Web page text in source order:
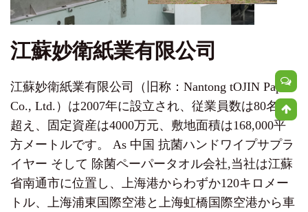
江蘇妙衛紙業有限公司
江蘇妙衛紙業有限公司（旧称：Nantong tOJIN Paper
Co., Ltd.）は2007年に設立され、従業員数は80名を
超え、固定資産は4000万元、敷地面積は168,000平
方メートルです。 As 中国 抗菌ハンドワイプサプラ
イヤー そして 除菌ペーパータオル会社 ,当社は江蘇
省南通市に位置し、上海港からわずか120キロメー
トル、上海浦東国際空港と上海虹橋国際空港から車